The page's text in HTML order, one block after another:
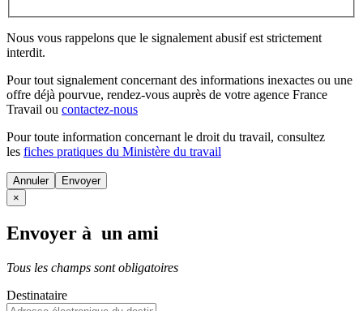
Nous vous rappelons que le signalement abusif est strictement
interdit.
Pour tout signalement concernant des informations inexactes ou une
offre déjà pourvue, rendez-vous auprès de votre agence France
Travail ou contactez-nous
Pour toute information concernant le droit du travail, consultez
les fiches pratiques du Ministère du travail
Annuler
×
Envoyer à un ami
Tous les champs sont obligatoires
Destinataire